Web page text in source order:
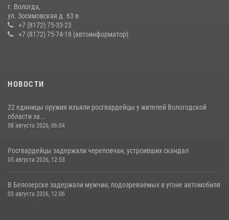
В ВОЛОГДЕ РОСГВАРДЕЙЦЫ ЗАДЕРЖАЛИ МУЖЧИНУ,
ОТКАЗЫВАВШЕГОСЯ ОСВОБОДИТЬ НОМЕР В ГОСТИНИЦЕ
24 июля 2026, 07:32
г. Вологда,
ул. Зосимовская д. 63 в
+7 (8172) 75-33-23
+7 (8172) 75-74-18 (автоинформатор)
НОВОСТИ
22 единицы оружия изъяли росгвардейцы у жителей Вологодской
области за...
08 августа 2026, 06:04
Росгвардейцы задержали череповчан, устроивших скандал
05 августа 2026, 12:53
В Белозерске задержали мужчин, подозреваемых в угоне автомобиля
03 августа 2026, 12:06